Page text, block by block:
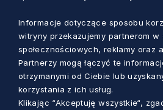
Webinar o Funduszu
Obywatelskiego
ramach grantów
Informacje dotyczące sposobu
witryny przekazujemy partnerom w
społecznościowych, reklamy oraz
Partnerzy mogą łączyć te
otrzymanymi od Ciebie lub
korzystania z ich usług.
Klikając “Akceptuję wszystkie“,